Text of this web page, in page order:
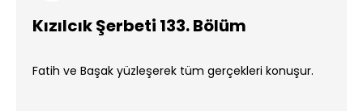
Kızılcık Şerbeti 133. Bölüm
Fatih ve Başak yüzleşerek tüm gerçekleri konuşur.